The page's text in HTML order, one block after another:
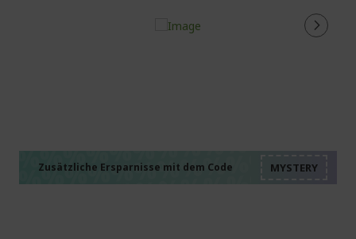
Zusätzliche Ersparnisse mit dem Code